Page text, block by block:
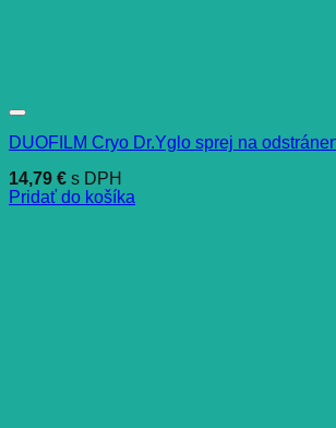
DUOFILM Cryo Dr.Yglo sprej na
14,79 € s DPH
Pridať do košíka